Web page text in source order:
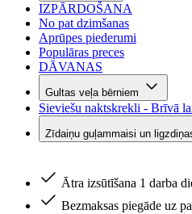
IZPĀRDOŠANA
No pat dzimšanas
Aprūpes piederumi
Populāras preces
DĀVANAS
Gultas veļa bērniem
Sieviešu naktskrekli - Brīvā
Zīdaiņu guļammaisi un
Ātra izsūtīšana 1 darba
Bezmaksas piegāde uz